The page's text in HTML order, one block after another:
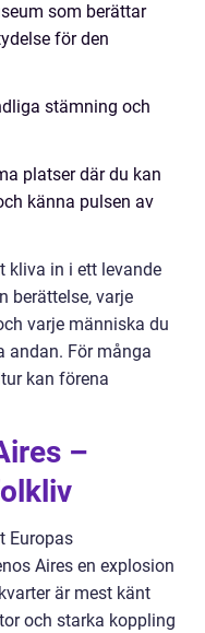
som berättar
för den
stämning och
platser där du kan
känna pulsen av
kliva in i ett levande
berättelse, varje
varje människa du
andan. För många
kan förena
–
Europas
Aires en explosion
är mest känt
och starka koppling